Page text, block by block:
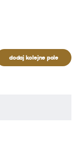
dodaj kolejne pole